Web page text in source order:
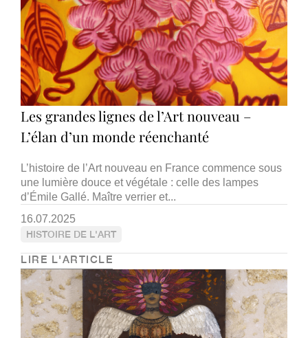
Les grandes lignes de l’Art nouveau –
L’élan d’un monde réenchanté
L’histoire de l’Art nouveau en France commence sous
une lumière douce et végétale : celle des lampes
d’Émile Gallé. Maître verrier et...
16.07.2025
HISTOIRE DE L'ART
LIRE L'ARTICLE